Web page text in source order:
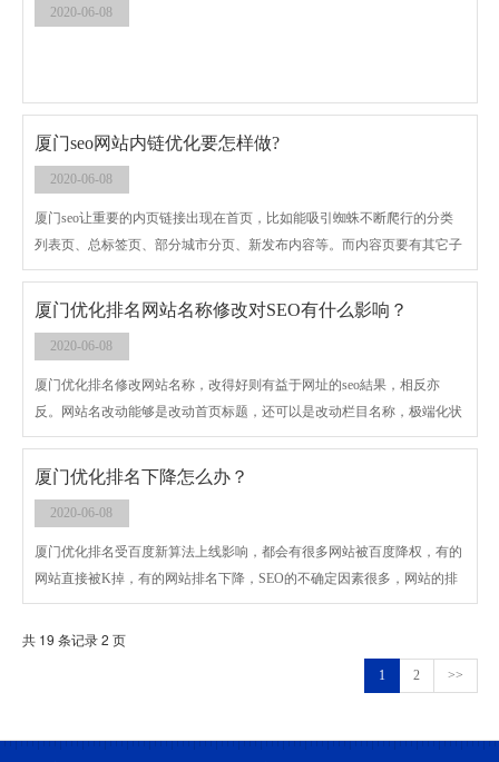
2020-06-08
厦门seo网站内链优化要怎样做?
2020-06-08
厦门seo让重要的内页链接出现在首页，比如能吸引蜘蛛不断爬行的分类
列表页、总标签页、部分城市分页、新发布内容等。而内容页要有其它子
页链接或相关内容页链接，站点层级多的话注意面包屑导航不可少。
厦门优化排名网站名称修改对SEO有什么影响？
2020-06-08
厦门优化排名修改网站名称，改得好则有益于网址的seo結果，相反亦
反。网站名改动能够是改动首页标题，还可以是改动栏目名称，极端化状
况下也是有可能是內容页。
厦门优化排名下降怎么办？
2020-06-08
厦门优化排名受百度新算法上线影响，都会有很多网站被百度降权，有的
网站直接被K掉，有的网站排名下降，SEO的不确定因素很多，网站的排
名并不是做上去就能不掉下来的，由于各种因素，网站的排名会上下波
动。
共 19 条记录 2 页
1 2 >>